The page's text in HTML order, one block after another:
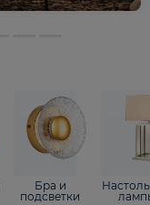
Бра и
подсветки